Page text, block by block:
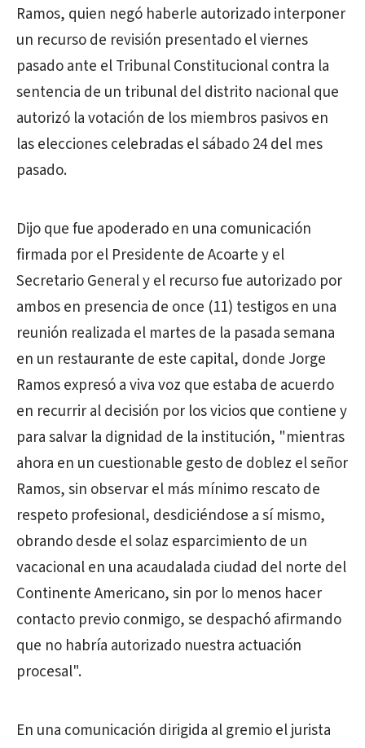
Ramos, quien negó haberle autorizado interponer
un recurso de revisión presentado el viernes
pasado ante el Tribunal Constitucional contra la
sentencia de un tribunal del distrito nacional que
autorizó la votación de los miembros pasivos en
las elecciones celebradas el sábado 24 del mes
pasado.
Dijo que fue apoderado en una comunicación
firmada por el Presidente de Acoarte y el
Secretario General y el recurso fue autorizado por
ambos en presencia de once (11) testigos en una
reunión realizada el martes de la pasada semana
en un restaurante de este capital, donde Jorge
Ramos expresó a viva voz que estaba de acuerdo
en recurrir al decisión por los vicios que contiene y
para salvar la dignidad de la institución, "mientras
ahora en un cuestionable gesto de doblez el señor
Ramos, sin observar el más mínimo rescato de
respeto profesional, desdiciéndose a sí mismo,
obrando desde el solaz esparcimiento de un
vacacional en una acaudalada ciudad del norte del
Continente Americano, sin por lo menos hacer
contacto previo conmigo, se despachó afirmando
que no habría autorizado nuestra actuación
procesal".
En una comunicación dirigida al gremio el jurista